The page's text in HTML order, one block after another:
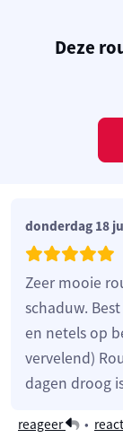
Deze
donderdag 18
Zeer mooie
schaduw.
en netels op
vervelend)
dagen droog
reageer •